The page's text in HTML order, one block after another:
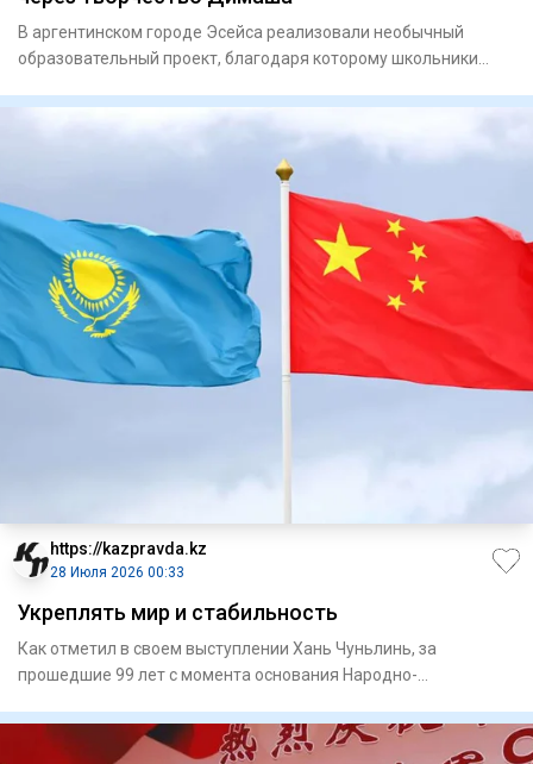
В аргентинском городе Эсейса реализовали необычный
образовательный проект, благодаря которому школьники
https://kazpravda.kz
28 Июля 2026 00:33
Укреплять мир и стабильность
Как отметил в своем выступлении Хань Чуньлинь, за
прошедшие 99 лет с момента основания Народно-